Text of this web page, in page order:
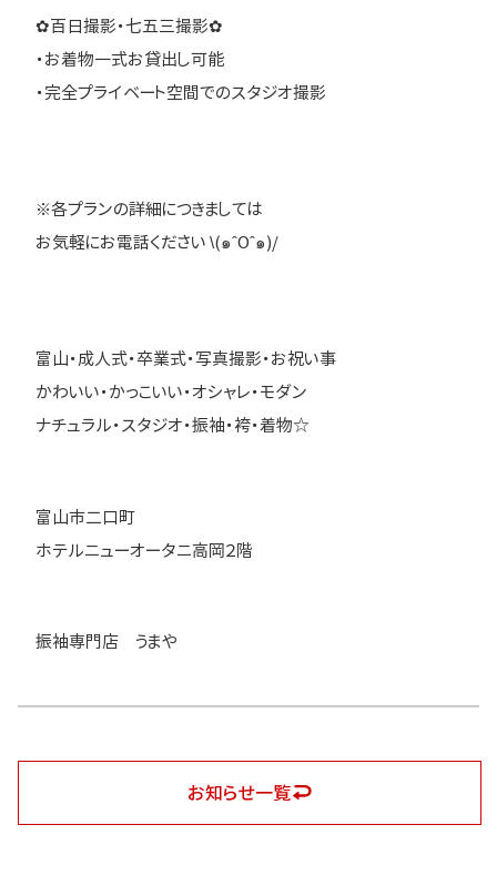
✿百日撮影・七五三撮影✿
・お着物一式お貸出し可能
・完全プライベート空間でのスタジオ撮影
※各プランの詳細につきましては
お気軽にお電話ください \(๑ˆOˆ๑)/
富山・成人式・卒業式・写真撮影・お祝い事
かわいい・かっこいい・オシャレ・モダン
ナチュラル・スタジオ・振袖・袴・着物☆
富山市二口町
ホテルニューオータニ高岡２階
振袖専門店 うまや
お知らせ一覧